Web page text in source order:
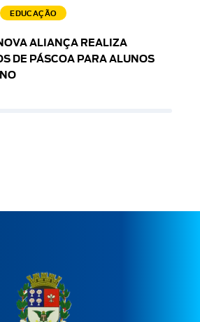
EDUCAÇÃO
ALIANÇA REALIZA
DE PÁSCOA PARA ALUNOS